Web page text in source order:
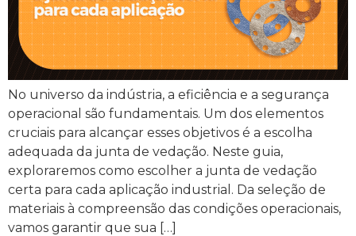
No universo da indústria, a eficiência e a segurança
operacional são fundamentais. Um dos elementos
cruciais para alcançar esses objetivos é a escolha
adequada da junta de vedação. Neste guia,
exploraremos como escolher a junta de vedação
certa para cada aplicação industrial. Da seleção de
materiais à compreensão das condições operacionais,
vamos garantir que sua […]